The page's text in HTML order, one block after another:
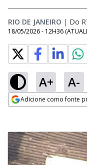
RIO DE JANEIRO | Do
18/05/2026 - 12H36
A+ A-
Adicione como fonte